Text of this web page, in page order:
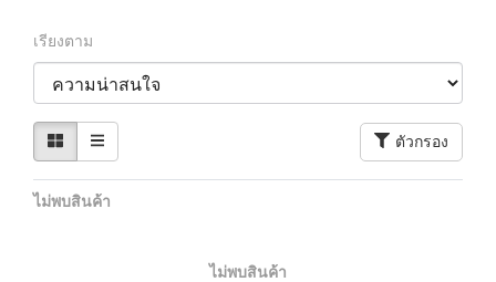
เรียงตาม
ตัวกรอง
ไม่พบสินค้า
ไม่พบสินค้า